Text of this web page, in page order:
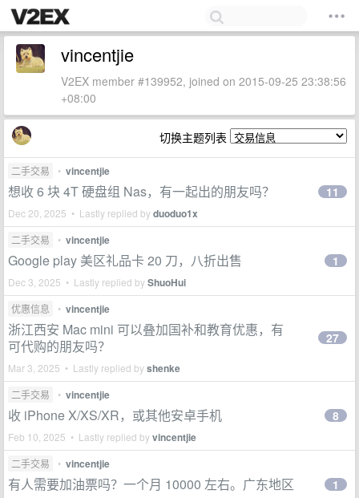
vincentjie
V2EX member #139952, joined on 2015-09-25 23:38:56
+08:00
切换主题列表
二手交易 • vincentjie
想收 6 块 4T 硬盘组 Nas，有一起出的朋友吗？
Dec 20, 2025 • Lastly replied byduoduo1x
11
二手交易 • vincentjie
Google play 美区礼品卡 20 刀，八折出售
Dec 3, 2025 • Lastly replied byShuoHui
1
优惠信息 • vincentjie
浙江西安 Mac mini 可以叠加国补和教育优惠，有
可代购的朋友吗？
Mar 3, 2025 • Lastly replied byshenke
27
二手交易 • vincentjie
收 iPhone X/XS/XR，或其他安卓手机
Feb 10, 2025 • Lastly replied byvincentjie
8
二手交易 • vincentjie
有人需要加油票吗？一个月 10000 左右。广东地区 1